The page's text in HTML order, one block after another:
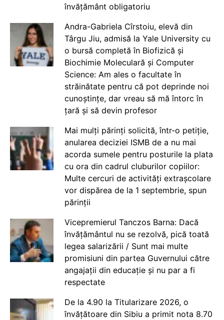
învățământ obligatoriu
Andra-Gabriela Cîrstoiu, elevă din
Târgu Jiu, admisă la Yale University cu
o bursă completă în Biofizică și
Biochimie Moleculară și Computer
Science: Am ales o facultate în
străinătate pentru că pot deprinde noi
cunoștințe, dar vreau să mă întorc în
țară și să devin profesor
Mai mulți părinți solicită, într-o petiție,
anularea deciziei ISMB de a nu mai
acorda sumele pentru posturile la plata
cu ora din cadrul cluburilor copiilor:
Multe cercuri de activități extrașcolare
vor dispărea de la 1 septembrie, spun
părinții
Vicepremierul Tanczos Barna: Dacă
învățământul nu se rezolvă, pică toată
legea salarizării / Sunt mai multe
promisiuni din partea Guvernului către
angajații din educație și nu par a fi
respectate
De la 4.90 la Titularizare 2026, o
învățătoare din Sibiu a primit nota 8.70